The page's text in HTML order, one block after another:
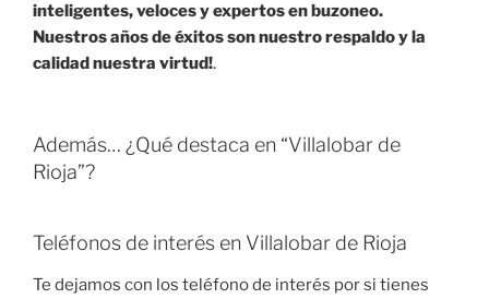
inteligentes, veloces y expertos en buzoneo.
Nuestros años de éxitos son nuestro respaldo y la
calidad nuestra virtud!.
Además… ¿Qué destaca en “Villalobar de
Rioja”?
Teléfonos de interés en Villalobar de Rioja
Te dejamos con los teléfono de interés por si tienes